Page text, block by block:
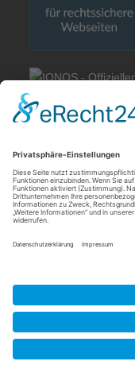
Rechtliches
Allgemeine
Impressum
Cookie-Einstellungen
Quick Links